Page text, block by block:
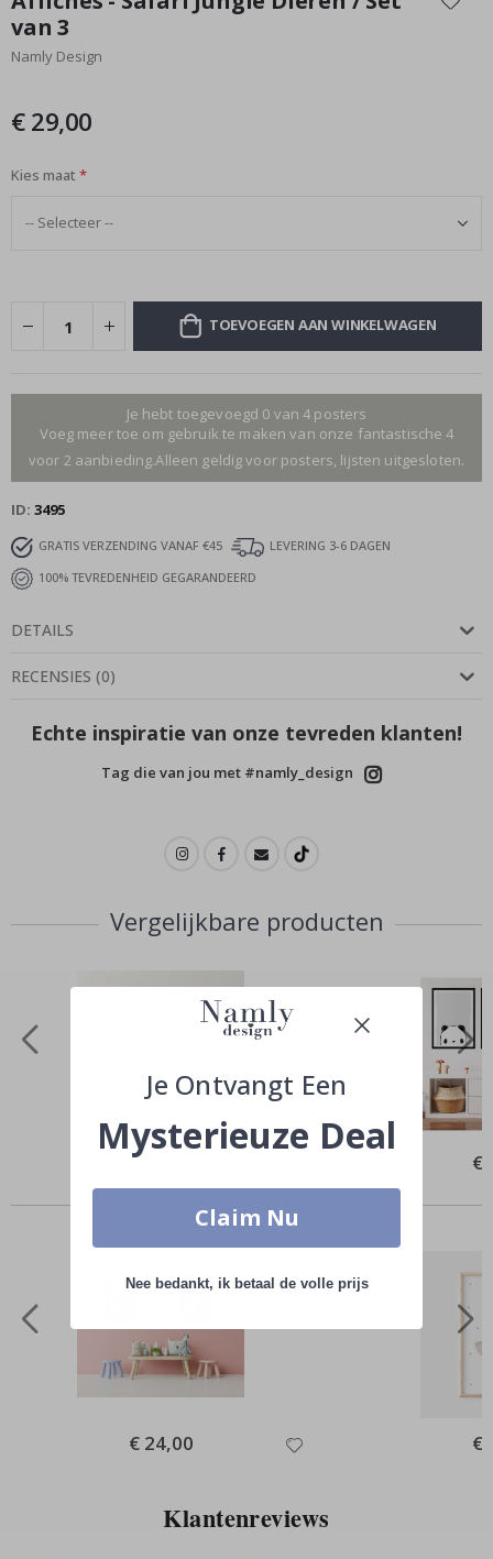
het
begin
van
gallerij
van 3
Namly Design
€ 29,00
Kies maat
TOEVOEGEN AAN WINKELWAGEN
Je hebt toegevoegd 0 van 4 posters
Voeg meer toe om gebruik te maken van onze fantastische 4
voor 2 aanbieding.Alleen geldig voor posters, lijsten uitgesloten.
ID 3495
GRATIS VERZENDING VANAF €45
LEVERING 3-6 DAGEN
100% TEVREDENHEID GEGARANDEERD
DETAILS
RECENSIES (0)
Echte inspiratie van onze tevreden klanten!
Tag die van jou met #namly_design
Vergelijkbare producten
Special
€ 24,00 €
Anderen kochten ook
Special
Price
€ 24,00 €
Klantenreviews
Je Ontvangt Een
Mysterieuze Deal
Claim Nu
Nee bedankt, ik betaal de volle prijs